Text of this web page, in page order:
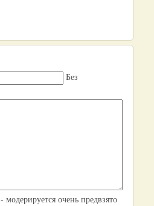
Без
- модерируется очень предвзято